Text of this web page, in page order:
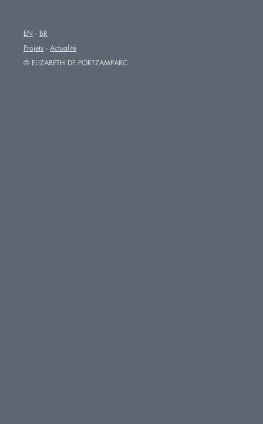
EN
BR
Projets
Actualité
© ELIZABETH DE PORTZAMPARC